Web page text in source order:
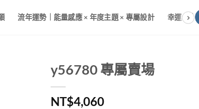
流年運勢｜能量感應 × 年度主題 × 專屬設計 幸運色｜
y56780 專屬賣場
NT$4,060